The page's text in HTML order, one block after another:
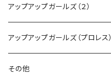
CD・DVD・Blu-ray
Tシャツ
other
アップアップガールズ（２）
Blu-ray
Tシャツ
アップアップガールズ（プロレス）
Tシャツ
その他